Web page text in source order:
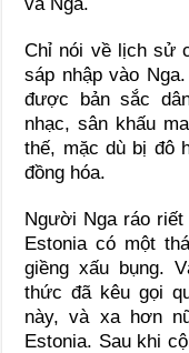
Chỉ nói về lịch sử
sáp nhập vào
được bản sắc
nhạc, sân khấu
thế, mặc dù bị đô
đồng hóa.
Người Nga ráo
Estonia có một
giềng xấu bụng.
thức đã kêu gọi
này, và xa hơn
Estonia. Sau khi